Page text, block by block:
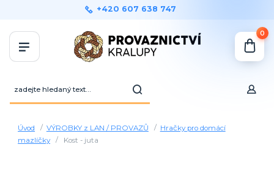
+420 607 638 747
0
Úvod VÝROBKY z LAN / PROVAZŮ
Hračky pro domácí
mazlíčky
Kost - juta